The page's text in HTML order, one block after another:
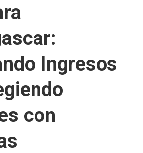
Ingresos
con